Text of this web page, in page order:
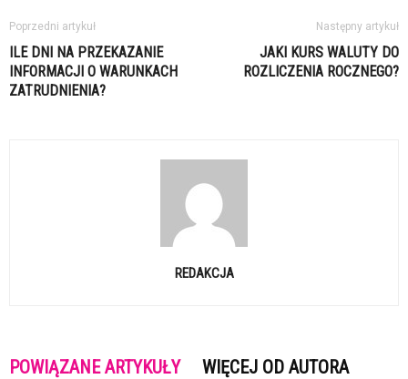
Poprzedni artykuł
ILE DNI NA PRZEKAZANIE
INFORMACJI O WARUNKACH
ZATRUDNIENIA?
Następny artykuł
JAKI KURS WALUTY DO
ROZLICZENIA ROCZNEGO?
REDAKCJA
POWIĄZANE ARTYKUŁY WIĘCEJ OD AUTORA